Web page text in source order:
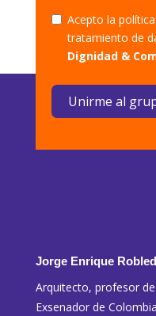
Acepto la
tratamiento de
Dignidad &
Unirme al
Jorge Enrique
Arquitecto, profesor
Exsenador de